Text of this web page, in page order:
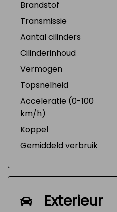
Brandstof
Transmissie
Aantal cilinders
Cilinderinhoud
Vermogen
Topsnelheid
Acceleratie (0-100
km/h)
Koppel
Gemiddeld verbruik
Exterieur